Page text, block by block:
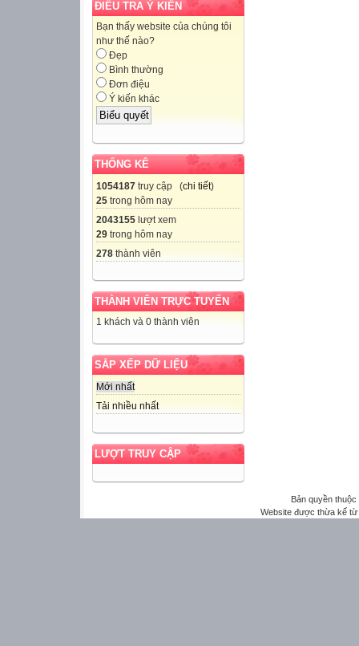
ĐIỀU TRA Ý KIẾN
Bạn thấy website của chúng tôi
như thế nào?
Đẹp
Bình thường
Đơn điệu
Ý kiến khác
THỐNG KÊ
1054187 truy cập (chi tiết)
25 trong hôm nay
2043155 lượt xem
29 trong hôm nay
278 thành viên
THÀNH VIÊN TRỰC TUYẾN
1 khách và 0 thành viên
SẮP XẾP DỮ LIỆU
Mới nhất
Tải nhiều nhất
LƯỢT TRUY CẬP
Bản quyền
Website được thừa kế từ